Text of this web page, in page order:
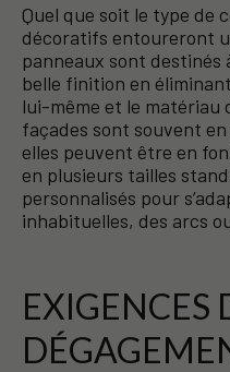
Quel que soit le type de
décoratifs entoureront
panneaux sont destinés
belle finition en
lui-même et le
façades sont souvent
elles peuvent être en
en plusieurs tailles
personnalisés pour
inhabituelles, des arcs
EXIGENCES